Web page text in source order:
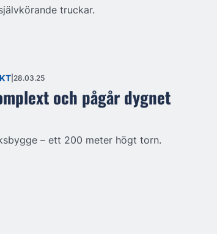
truckar.
28.03.25
och pågår dygnet
– ett 200 meter högt torn.